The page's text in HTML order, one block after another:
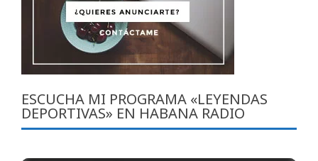
ESCUCHA MI PROGRAMA «LEYENDAS
DEPORTIVAS» EN HABANA RADIO